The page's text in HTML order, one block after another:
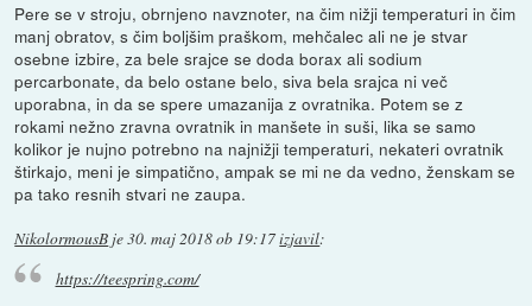
Pere se v stroju, obrnjeno navznoter, na čim nižji temperaturi in čim
manj obratov, s čim boljšim praškom, mehčalec ali ne je stvar
osebne izbire, za bele srajce se doda borax ali sodium
percarbonate, da belo ostane belo, siva bela srajca ni več
uporabna, in da se spere umazanija z ovratnika. Potem se z
rokami nežno zravna ovratnik in manšete in suši, lika se samo
kolikor je nujno potrebno na najnižji temperaturi, nekateri ovratnik
štirkajo, meni je simpatično, ampak se mi ne da vedno, ženskam se
pa tako resnih stvari ne zaupa.
NikolormousB je30. maj 2018 ob 19:17izjavil:
https://teespring.com/